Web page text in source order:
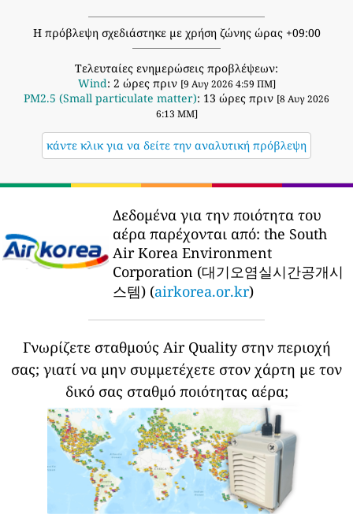
Η πρόβλεψη σχεδιάστηκε με χρήση ζώνης ώρας +09:00
Τελευταίες ενημερώσεις προβλέψεων:
Wind: 2 ώρες πριν [9 Αυγ 2026 4:59 ΠΜ]
PM2.5 (Small particulate matter): 13 ώρες πριν [8 Αυγ 2026
6:13 ΜΜ]
κάντε κλικ για να δείτε την αναλυτική πρόβλεψη
Δεδομένα για την ποιότητα του
αέρα παρέχονται από: the South
Air Korea Environment
Corporation (대기오염실시간공개시
스템) (airkorea.or.kr)
Γνωρίζετε σταθμούς Air Quality στην περιοχή
σας; γιατί να μην συμμετέχετε στον χάρτη με τον
δικό σας σταθμό ποιότητας αέρα;